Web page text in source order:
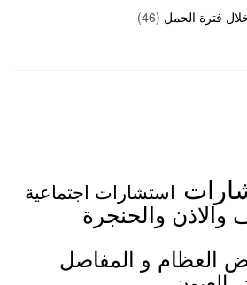
فترة الحمل (46)
استشارات اجتماعية
والاذن والحنجرة
العظام و المفاصل